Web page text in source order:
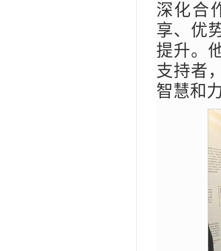
深化合
享、优
提升。
支持者
智慧和